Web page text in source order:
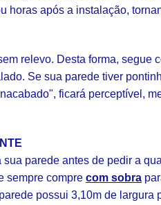
horas após a instalação,
relevo. Desta forma, segue
Se sua parede tiver
ficará perceptível,
parede antes de pedir a
sempre compre com sobra
possui 3,10m de largura